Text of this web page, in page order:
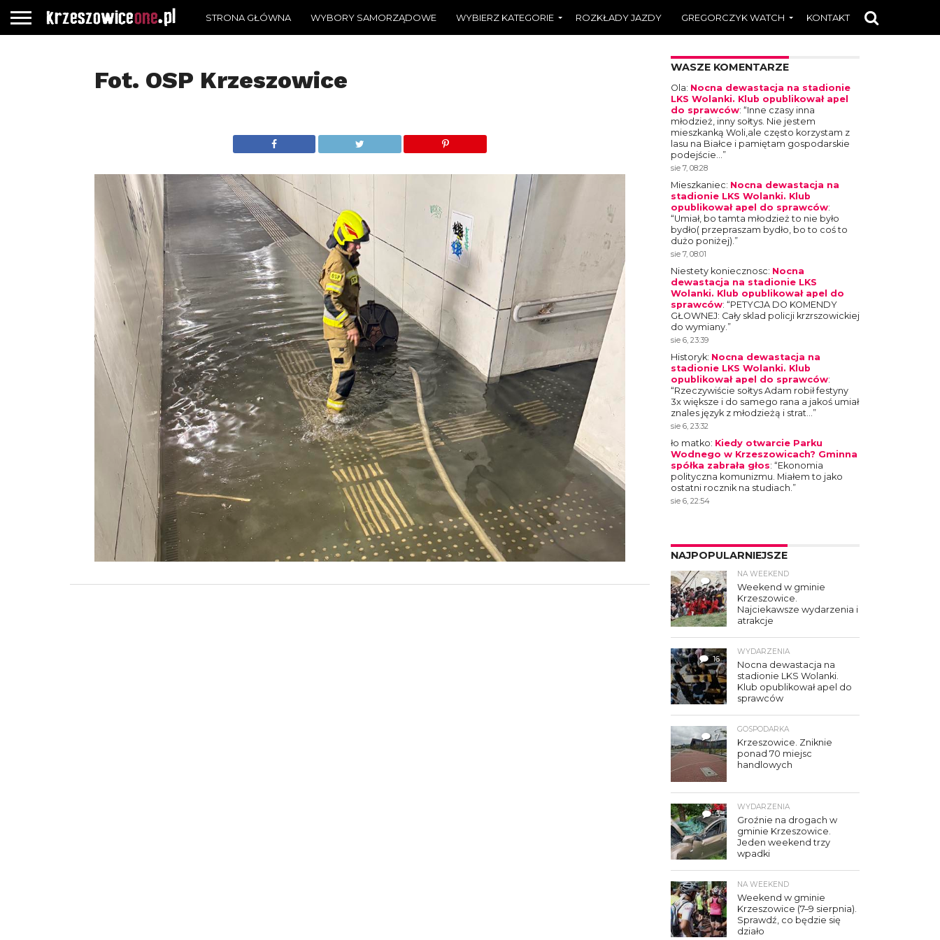
STRONA GŁÓWNA WYBORY SAMORZĄDOWE WYBIERZ KATEGORIE ROZKŁADY JAZDY GREGORCZYK WATCH KONTAKT
Fot. OSP Krzeszowice WASZE KOMENTARZE
Ola: Nocna dewastacja na stadionie
LKS Wolanki. Klub opublikował apel
do sprawców: “Inne czasy inna
młodzież, inny sołtys. Nie jestem
mieszkanką Woli,ale często korzystam z
lasu na Białce i pamiętam gospodarskie
podejście…”
sie 7, 08:28
Mieszkaniec: Nocna dewastacja na
stadionie LKS Wolanki. Klub
opublikował apel do sprawców:
“Umiał, bo tamta młodzież to nie było
bydło( przepraszam bydło, bo to coś to
dużo poniżej).”
sie 7, 08:01
Niestety koniecznosc: Nocna
dewastacja na stadionie LKS
Wolanki. Klub opublikował apel do
sprawców: “PETYCJA DO KOMENDY
GŁOWNEJ: Cały sklad policji krzrszowickiej
do wymiany.”
sie 6, 23:39
Historyk: Nocna dewastacja na
stadionie LKS Wolanki. Klub
opublikował apel do sprawców:
“Rzeczywiście sołtys Adam robił festyny
3x większe i do samego rana a jakoś umiał
znales język z młodzieżą i strat…”
sie 6, 23:32
ło matko: Kiedy otwarcie Parku
Wodnego w Krzeszowicach? Gminna
spółka zabrała głos: “Ekonomia
polityczna komunizmu. Miałem to jako
ostatni rocznik na studiach.”
sie 6, 22:54
NAJPOPULARNIEJSZE
4
NA WEEKEND
Weekend w gminie
Krzeszowice.
Najciekawsze wydarzenia i
atrakcje
16
WYDARZENIA
Nocna dewastacja na
stadionie LKS Wolanki.
Klub opublikował apel do
sprawców
7
GOSPODARKA
Krzeszowice. Zniknie
ponad 70 miejsc
handlowych
3
WYDARZENIA
Groźnie na drogach w
gminie Krzeszowice.
Jeden weekend trzy
wpadki
NA WEEKEND
Weekend w gminie
Krzeszowice (7–9 sierpnia).
Sprawdź, co będzie się
działo